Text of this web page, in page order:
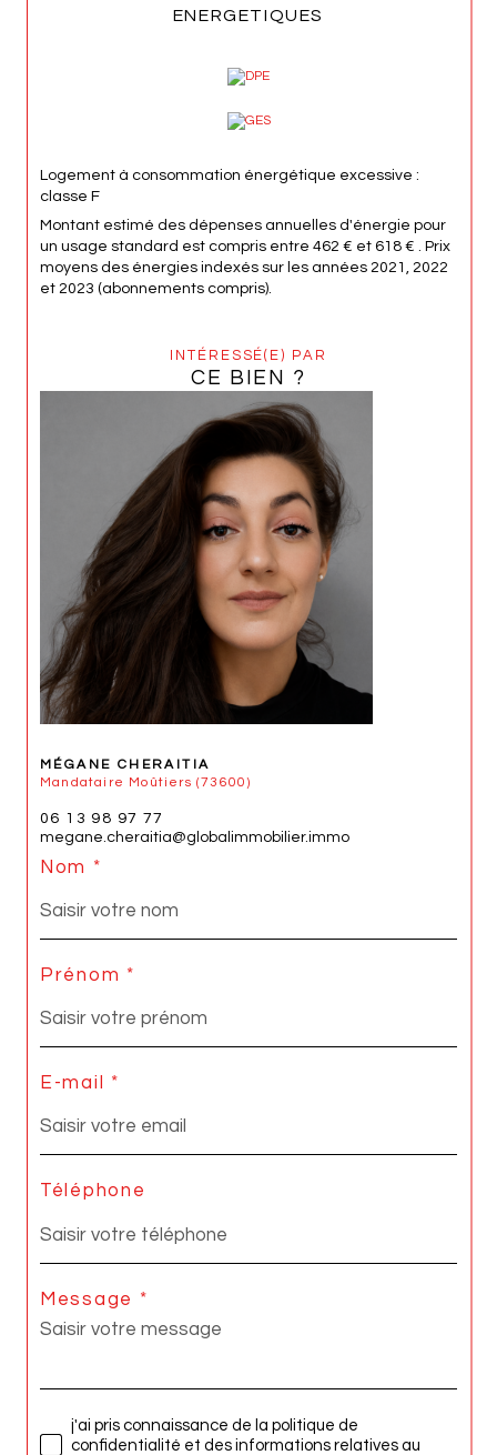
ENERGETIQUES
Logement à consommation énergétique excessive :
classe F
Montant estimé des dépenses annuelles d'énergie pour
un usage standard est compris entre 462 € et 618 € . Prix
moyens des énergies indexés sur les années 2021, 2022
et 2023 (abonnements compris).
INTÉRESSÉ(E) PAR
CE BIEN ?
MÉGANE CHERAITIA
Mandataire Moûtiers (73600)
06 13 98 97 77
megane.cheraitia@globalimmobilier.immo
Nom *
Prénom *
E-mail *
Téléphone
Message *
j'ai pris connaissance de la politique de
confidentialité et des informations relatives au